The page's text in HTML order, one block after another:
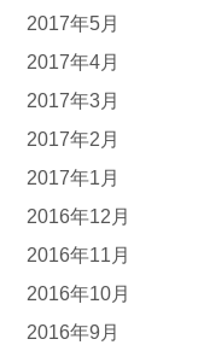
2017年5月
2017年4月
2017年3月
2017年2月
2017年1月
2016年12月
2016年11月
2016年10月
2016年9月